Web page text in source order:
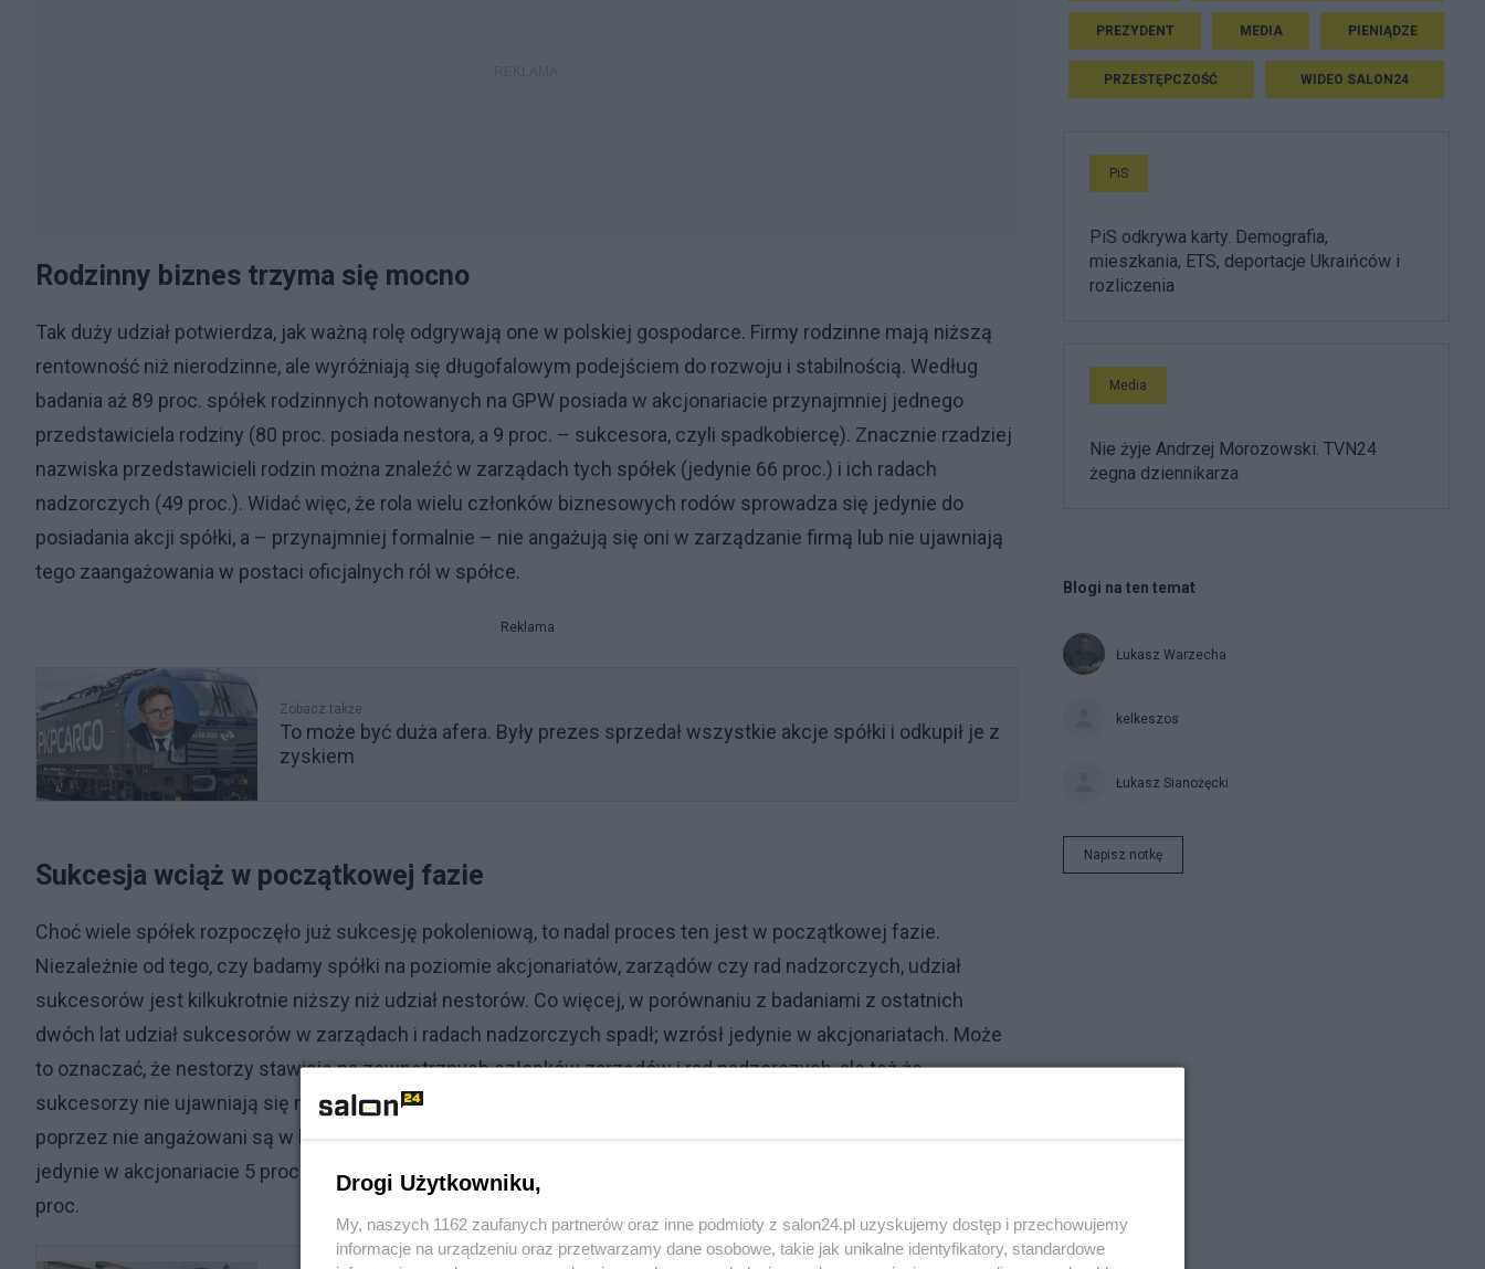
Rodzinny biznes trzyma się mocno
Tak duży udział potwierdza, jak ważną rolę odgrywają one w polskiej gospodarce. Firmy rodzinne mają niższą
rentowność niż nierodzinne, ale wyróżniają się długofalowym podejściem do rozwoju i stabilnością. Według
badania aż 89 proc. spółek rodzinnych notowanych na GPW posiada w akcjonariacie przynajmniej jednego
przedstawiciela rodziny (80 proc. posiada nestora, a 9 proc. – sukcesora, czyli spadkobiercę). Znacznie rzadziej
nazwiska przedstawicieli rodzin można znaleźć w zarządach tych spółek (jedynie 66 proc.) i ich radach
nadzorczych (49 proc.). Widać więc, że rola wielu członków biznesowych rodów sprowadza się jedynie do
posiadania akcji spółki, a – przynajmniej formalnie – nie angażują się oni w zarządzanie firmą lub nie ujawniają
tego zaangażowania w postaci oficjalnych ról w spółce.
Reklama
Zobacz także
To może być duża afera. Były prezes sprzedał wszystkie akcje spółki i odkupił je z
zyskiem
Sukcesja wciąż w początkowej fazie
Choć wiele spółek rozpoczęło już sukcesję pokoleniową, to nadal proces ten jest w początkowej fazie.
Niezależnie od tego, czy badamy spółki na poziomie akcjonariatów, zarządów czy rad nadzorczych, udział
sukcesorów jest kilkukrotnie niższy niż udział nestorów. Co więcej, w porównaniu z badaniami z ostatnich
dwóch lat udział sukcesorów w zarządach i radach nadzorczych spadł; wzrósł jedynie w akcjonariatach. Może
to oznaczać, że nestorzy stawiają na zewnętrznych członków zarządów i rad nadzorczych, ale też że
sukcesorzy nie ujawniają się na oficjalnych stanowiskach, lecz obejmują funkcje w fundacjach rodzinnych i
poprzez nie angażowani są w biznes rodzinny. Fundacji rodzinnych bowiem wyraźnie przybywa – przed rokiem
jedynie w akcjonariacie 5 proc. spółek rodzinnych z GPW ujawniana była fundacja rodzinna, obecnie to już 16
proc.
PREZYDENT MEDIA PIENIĄDZE
PRZESTĘPCZOŚĆ WIDEO SALON24
PiS
PiS odkrywa karty. Demografia,
mieszkania, ETS, deportacje Ukraińców i
rozliczenia
Media
Nie żyje Andrzej Morozowski. TVN24
żegna dziennikarza
Blogi na ten temat
Łukasz Warzecha
kelkeszos
Łukasz Sianożęcki
Napisz notkę
Drogi Użytkowniku,
My, naszych 1162 zaufanych partnerów oraz inne podmioty z salon24.pl uzyskujemy dostęp i przechowujemy
informacje na urządzeniu oraz przetwarzamy dane osobowe, takie jak unikalne identyfikatory, standardowe